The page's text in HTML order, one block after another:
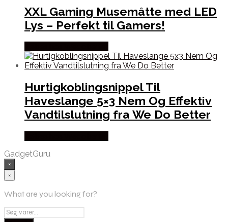
XXL Gaming Musemåtte med LED
Lys – Perfekt til Gamers!
Hurtigkoblingsnippel Til
Haveslange 5×3 Nem Og Effektiv
Vandtilslutning fra We Do Better
GadgetGuru
×
×
What are you looking for?